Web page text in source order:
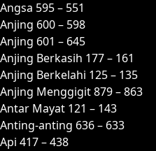
Angsa 595 – 551
Anjing 600 – 598
Anjing 601 – 645
Anjing Berkasih 177 – 161
Anjing Berkelahi 125 – 135
Anjing Menggigit 879 – 863
Antar Mayat 121 – 143
Anting-anting 636 – 633
Api 417 – 438